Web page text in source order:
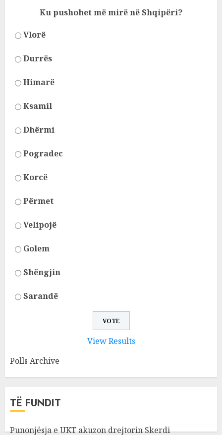
Ku pushohet më mirë në Shqipëri?
Vlorë
Durrës
Himarë
Ksamil
Dhërmi
Pogradec
Korcë
Përmet
Velipojë
Golem
Shëngjin
Sarandë
View Results
Polls Archive
TË FUNDIT
Punonjësja e UKT akuzon drejtorin Skerdi